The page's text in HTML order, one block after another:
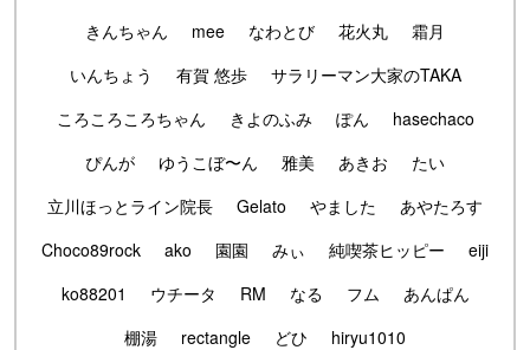
きんちゃん
mee なわとび 花火丸
霜月
いんちょう
有賀 悠歩
サラリーマン大家のTAKA
ころころころちゃん
きよのふみ ぽん
hasechaco
ぴんが
ゆうこぼ〜ん 雅美 あきお
たい
立川ほっとライン院長
Gelato やました
あやたろす
Choco89rock
ako 園園 みぃ 純喫茶ヒッピー
eiji
ko88201
ウチータ RM なる フム
あんぱん
棚湯
rectangle どひ hiryu1010